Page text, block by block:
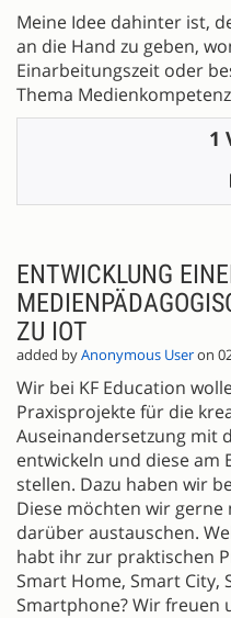
Meine Idee dahinter ist,
an die Hand zu geben,
Einarbeitungszeit oder
Thema
1
ENTWICKLUNG
ZU IOT
added byAnonymous Useron
Wir bei KF Education
Praxisprojekte für die
Auseinandersetzung mit
entwickeln und diese am
stellen. Dazu haben wir
Diese möchten wir
darüber austauschen.
habt ihr zur praktischen
Smart Home, Smart City,
Smartphone? Wir freuen